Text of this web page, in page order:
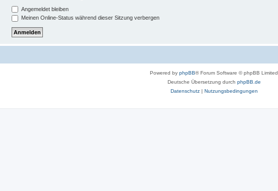
Angemeldet bleiben
Meinen Online-Status während dieser Sitzung verbergen
Powered by phpBB® Forum Software © phpBB Limited
Deutsche Übersetzung durch phpBB.de
Datenschutz| Nutzungsbedingungen